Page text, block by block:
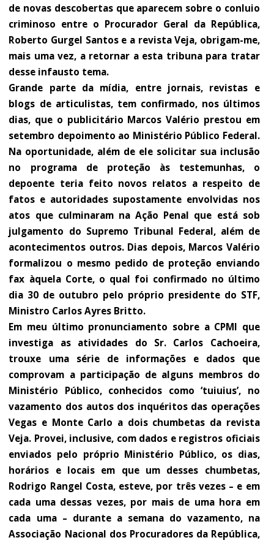
de novas descobertas que aparecem sobre o conluio
criminoso entre o Procurador Geral da República,
Roberto Gurgel Santos e a revista Veja, obrigam-me,
mais uma vez, a retornar a esta tribuna para tratar
desse infausto tema.
Grande parte da mídia, entre jornais, revistas e
blogs de articulistas, tem confirmado, nos últimos
dias, que o publicitário Marcos Valério prestou em
setembro depoimento ao Ministério Público Federal.
Na oportunidade, além de ele solicitar sua inclusão
no programa de proteção às testemunhas, o
depoente teria feito novos relatos a respeito de
fatos e autoridades supostamente envolvidas nos
atos que culminaram na Ação Penal que está sob
julgamento do Supremo Tribunal Federal, além de
acontecimentos outros. Dias depois, Marcos Valério
formalizou o mesmo pedido de proteção enviando
fax àquela Corte, o qual foi confirmado no último
dia 30 de outubro pelo próprio presidente do STF,
Ministro Carlos Ayres Britto.
Em meu último pronunciamento sobre a CPMI que
investiga as atividades do Sr. Carlos Cachoeira,
trouxe uma série de informações e dados que
comprovam a participação de alguns membros do
Ministério Público, conhecidos como ‘tuiuius’, no
vazamento dos autos dos inquéritos das operações
Vegas e Monte Carlo a dois chumbetas da revista
Veja. Provei, inclusive, com dados e registros oficiais
enviados pelo próprio Ministério Público, os dias,
horários e locais em que um desses chumbetas,
Rodrigo Rangel Costa, esteve, por três vezes – e em
cada uma dessas vezes, por mais de uma hora em
cada uma – durante a semana do vazamento, na
Associação Nacional dos Procuradores da República,